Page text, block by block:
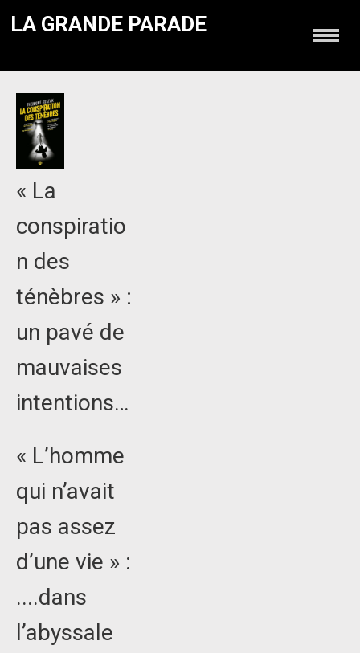
LA GRANDE PARADE
« La
conspiratio
n des
ténèbres » :
un pavé de
mauvaises
intentions…
« L’homme
qui n’avait
pas assez
d’une vie » :
....dans
l’abyssale